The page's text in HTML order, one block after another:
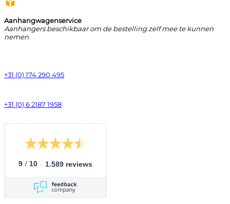
Aanhangwagenservice
Aanhangers beschikbaar om de bestelling zelf mee te kunnen
nemen
+31 (0) 174 290 495
+31 (0) 6 2187 1958
9 / 10 1.589 reviews